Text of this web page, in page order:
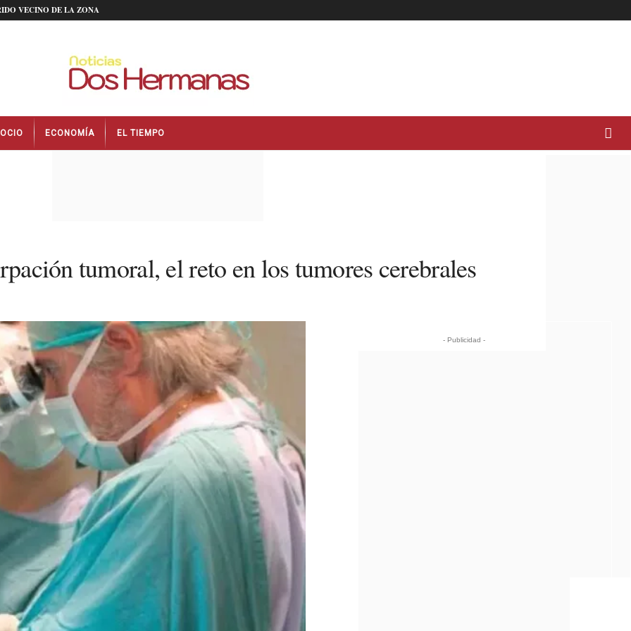
VECINO DE LA ZONA
OCIO ECONOMÍA EL TIEMPO
tumoral, el reto en los tumores cerebrales
- Publicidad -